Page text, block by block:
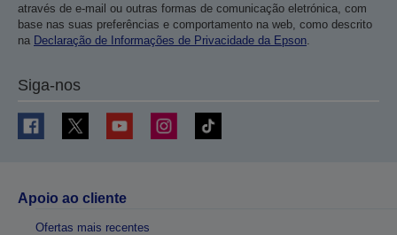
através de e-mail ou outras formas de comunicação eletrónica, com
base nas suas preferências e comportamento na web, como descrito
na Declaração de Informações de Privacidade da Epson.
Siga-nos
Apoio ao cliente
Ofertas mais recentes